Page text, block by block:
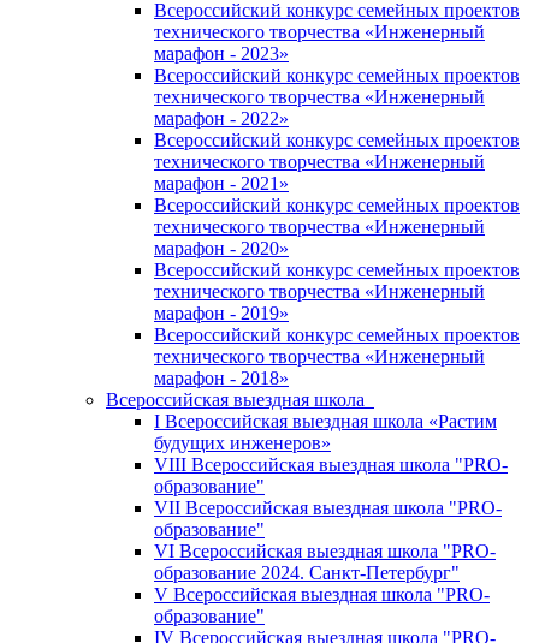
Всероссийский конкурс семейных проектов
технического творчества «Инженерный
марафон - 2023»
Всероссийский конкурс семейных проектов
технического творчества «Инженерный
марафон - 2022»
Всероссийский конкурс семейных проектов
технического творчества «Инженерный
марафон - 2021»
Всероссийский конкурс семейных проектов
технического творчества «Инженерный
марафон - 2020»
Всероссийский конкурс семейных проектов
технического творчества «Инженерный
марафон - 2019»
Всероссийский конкурс семейных проектов
технического творчества «Инженерный
марафон - 2018»
Всероссийская выездная школа
I Всероссийская выездная школа «Растим
будущих инженеров»
VIII Всероссийская выездная школа "PRO-
образование"
VII Всероссийская выездная школа "PRO-
образование"
VI Всероссийская выездная школа "PRO-
образование 2024. Санкт-Петербург"
V Всероссийская выездная школа "PRO-
образование"
IV Всероссийская выездная школа "PRO-